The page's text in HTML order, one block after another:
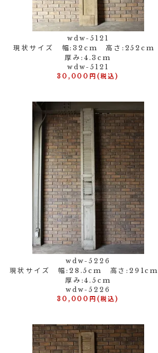
wdw-5121
現状サイズ 幅:32cm 高さ:252cm
厚み:4.3cm
wdw-5121
30,000円(税込)
wdw-5226
現状サイズ 幅:28.5cm 高さ
厚み:4.5cm
wdw-5226
30,000円(税込)